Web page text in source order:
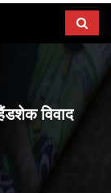
विवाद